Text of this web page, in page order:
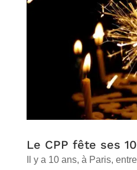
Le CPP fête ses
Il y a 10 ans, à Paris,